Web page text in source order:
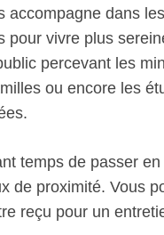
accompagne dans
pour vivre plus
percevant les
ou encore les
temps de passer
de proximité. Vous
reçu pour un